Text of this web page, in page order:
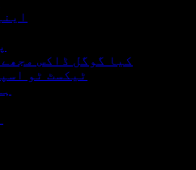
کیا گوگل ڈاکس
ٹیکسٹ ٹو